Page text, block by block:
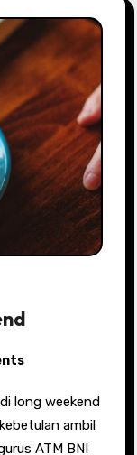
ambil
ATM BNI